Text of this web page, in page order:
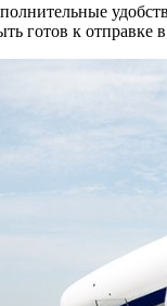
готов к отправке